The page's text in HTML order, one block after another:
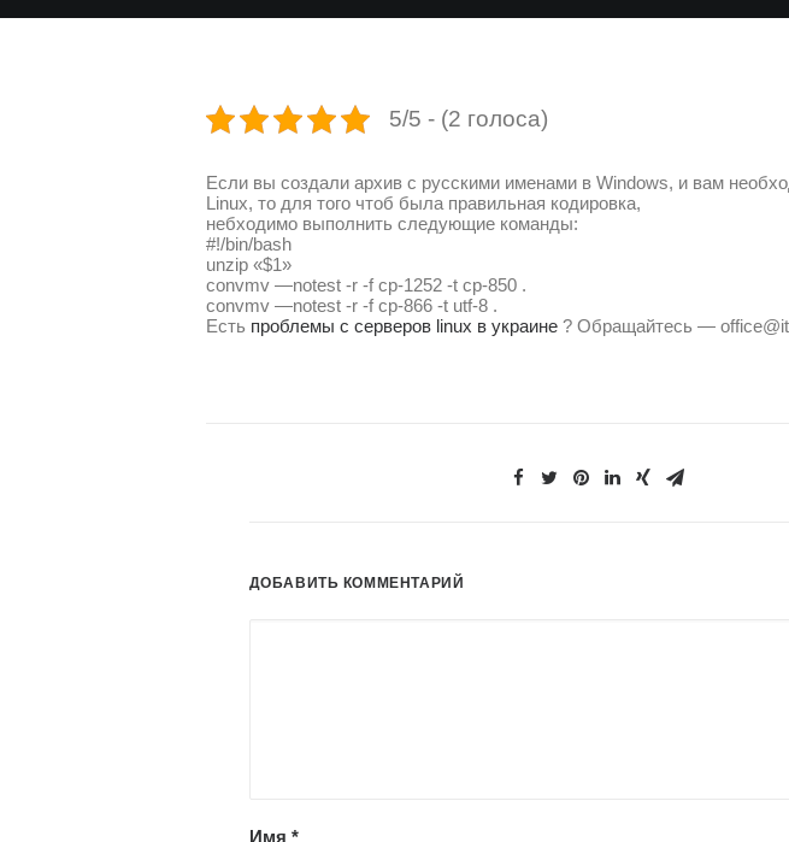
5/5 - (2 голоса)
Если вы создали архив с русскими именами в Windows, и вам
Linux, то для того чтоб была правильная кодировка,
небходимо выполнить следующие команды:
#!/bin/bash
unzip «$1»
convmv —notest -r -f cp-1252 -t cp-850 .
convmv —notest -r -f cp-866 -t utf-8 .
Есть проблемы с серверов linux в украине? Обращайтесь —
ДОБАВИТЬ КОММЕНТАРИЙ
Имя *